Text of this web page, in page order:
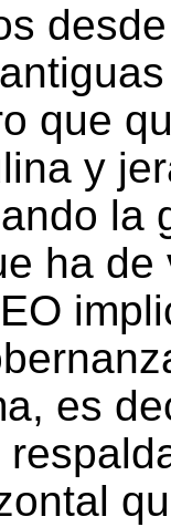
que
y
la
ha
es